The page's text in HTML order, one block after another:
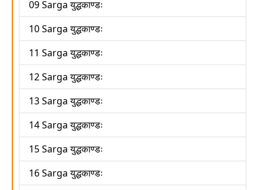
09 Sarga युद्धकाण्डः
10 Sarga युद्धकाण्डः
11 Sarga युद्धकाण्डः
12 Sarga युद्धकाण्डः
13 Sarga युद्धकाण्डः
14 Sarga युद्धकाण्डः
15 Sarga युद्धकाण्डः
16 Sarga युद्धकाण्डः